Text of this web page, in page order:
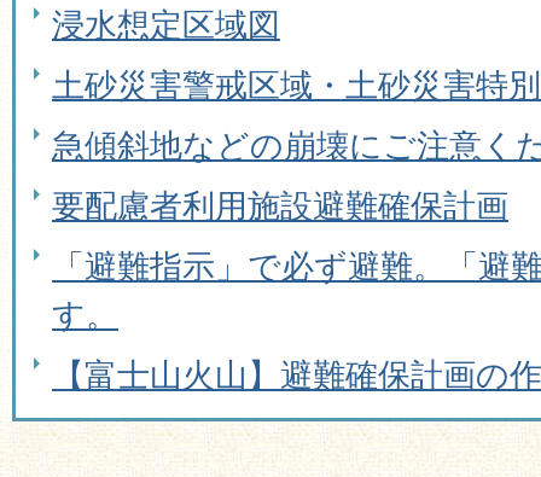
浸水想定区域図
土砂災害警戒区域・土砂災害特
急傾斜地などの崩壊にご注意く
要配慮者利用施設避難確保計画
「避難指示」で必ず避難。「避
す。
【富士山火山】避難確保計画の